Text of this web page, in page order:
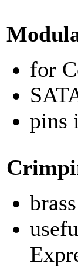
for
pins